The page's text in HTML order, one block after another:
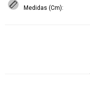
Medidas (Cm)